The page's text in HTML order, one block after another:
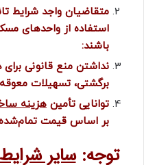
متقاضیان واجد شرایط
استفاده از واحدهای
باشند:
نداشتن منع قانونی
برگشتی، تسهیلات
توانایی تأمین هزینه
بر اساس قیمت
توجه:سایر